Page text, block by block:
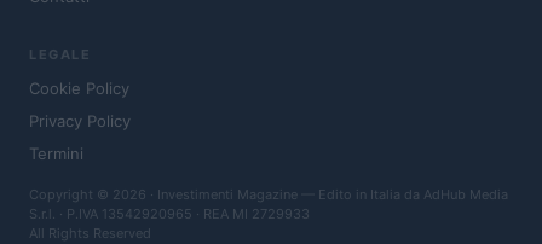
LEGALE
Cookie Policy
Privacy Policy
Termini
Copyright © 2026 · Investimenti Magazine — Edito in Italia da AdHub Media
S.r.l. · P.IVA 13542920965 · REA MI 2729933
All Rights Reserved